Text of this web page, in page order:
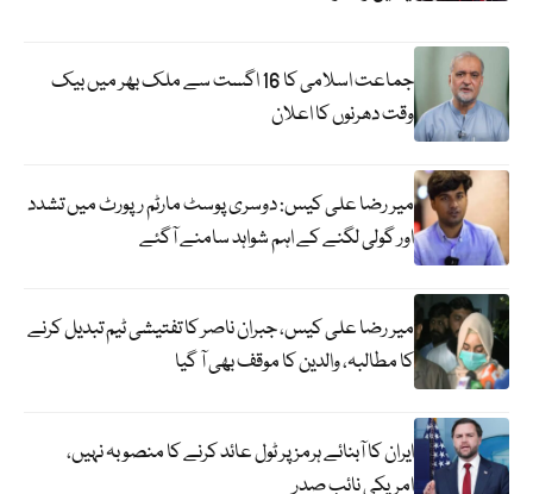
جماعت اسلامی کا 16 اگست سے ملک بھر میں بیک
وقت دھرنوں کا اعلان
میر رضا علی کیس: دوسری پوسٹ مارٹم رپورٹ میں تشدد
اور گولی لگنے کے اہم شواہد سامنے آگئے
میر رضا علی کیس، جبران ناصر کا تفتیشی ٹیم تبدیل کرنے
کا مطالبہ، والدین کا موقف بھی آ گیا
ایران کا آبنائے ہرمز پر ٹول عائد کرنے کا منصوبہ نہیں،
امریکی نائب صدر